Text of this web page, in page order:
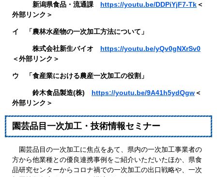
​ 新潟県食品・流通課 https://youtu.be/DDPiYjF7-Tk＜
外部リンク＞
イ 「農林水産物の一次加工方法について」
​ 株式会社新生バイオ https://youtu.be/yQv0gNXrSv0
＜外部リンク＞
ウ 「食産業における農産一次加工の役割」
​ 鈴木食品製造(株) https://youtu.be/9A41h5ydQgw＜
外部リンク＞
園芸品目一次加工・技術情報セミナー
園芸品目の一次加工に焦点をあて、県内の一次加工事業者の
方から他業種との優良連携事例をご紹介いただいたほか、県食
品研究センターからコロナ禍での一次加工の出口戦略や、一次